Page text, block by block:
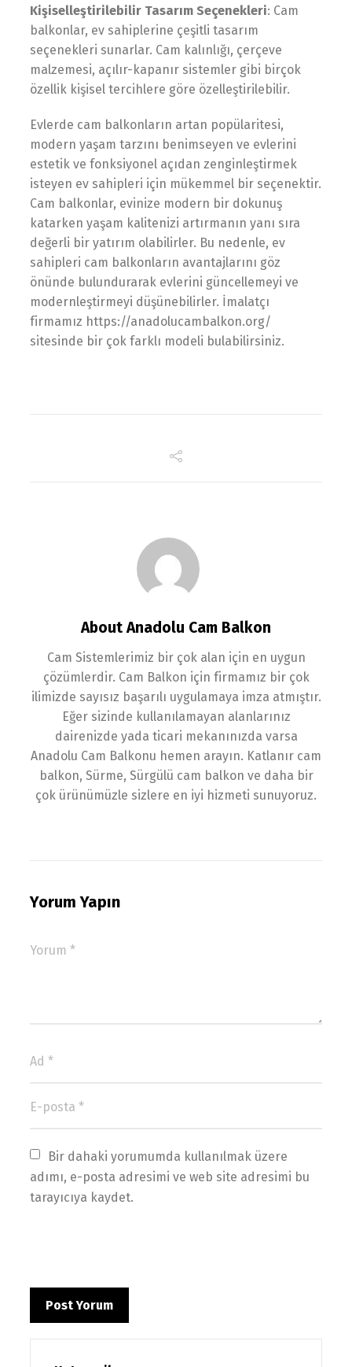
Kişiselleştirilebilir Tasarım Seçenekleri: Cam
balkonlar, ev sahiplerine çeşitli tasarım
seçenekleri sunarlar. Cam kalınlığı, çerçeve
malzemesi, açılır-kapanır sistemler gibi birçok
özellik kişisel tercihlere göre özelleştirilebilir.
Evlerde cam balkonların artan popülaritesi,
modern yaşam tarzını benimseyen ve evlerini
estetik ve fonksiyonel açıdan zenginleştirmek
isteyen ev sahipleri için mükemmel bir seçenektir.
Cam balkonlar, evinize modern bir dokunuş
katarken yaşam kalitenizi artırmanın yanı sıra
değerli bir yatırım olabilirler. Bu nedenle, ev
sahipleri cam balkonların avantajlarını göz
önünde bulundurarak evlerini güncellemeyi ve
modernleştirmeyi düşünebilirler. İmalatçı
firmamız https://anadolucambalkon.org/
sitesinde bir çok farklı modeli bulabilirsiniz.
About Anadolu Cam Balkon
Cam Sistemlerimiz bir çok alan için en uygun
çözümlerdir. Cam Balkon için firmamız bir çok
ilimizde sayısız başarılı uygulamaya imza atmıştır.
Eğer sizinde kullanılamayan alanlarınız
dairenizde yada ticari mekanınızda varsa
Anadolu Cam Balkonu hemen arayın. Katlanır cam
balkon, Sürme, Sürgülü cam balkon ve daha bir
çok ürünümüzle sizlere en iyi hizmeti sunuyoruz.
Yorum Yapın
Bir dahaki yorumumda kullanılmak üzere
adımı, e-posta adresimi ve web site adresimi bu
tarayıcıya kaydet.